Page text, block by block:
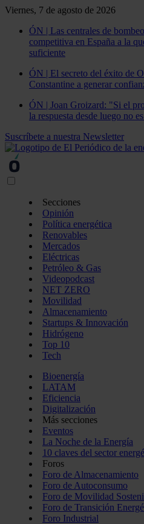
Viernes, 7 de agosto de 2026
ÓN | Las centrales de
competitiva en España a la
suficiente
ÓN | El secreto del éxito de
Constantine a generar
ÓN | Joan Groizard: "Si el
la respuesta desde luego no
Suscríbete a nuestra Newsletter
Secciones
Opinión
Política energética
Renovables
Mercados
Eléctricas
Petróleo & Gas
Videopodcast
NET ZERO
Movilidad
Almacenamiento
Startups & Innovación
Hidrógeno
Top 10
Tech
Bioenergía
LATAM
Eficiencia
Digitalización
Más secciones
Eventos
La Noche de la Energía
10 claves del sector
Foros
Foro de Almacenamiento
Foro de Autoconsumo
Foro de Movilidad
Foro de Transición
Foro Industrial